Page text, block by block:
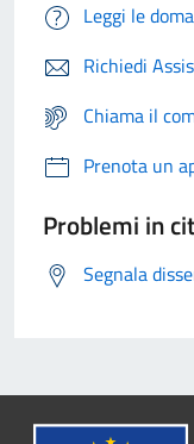
Leggi le
Richiedi
Chiama il
Prenota un
Problemi in
Segnala